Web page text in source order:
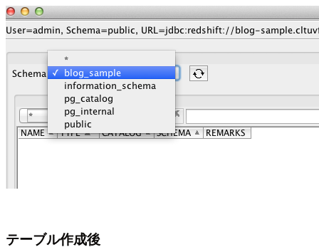
テーブル作成後